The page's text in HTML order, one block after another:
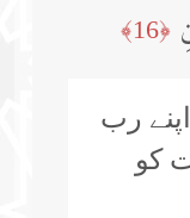
﴿16﴾
رب
کو